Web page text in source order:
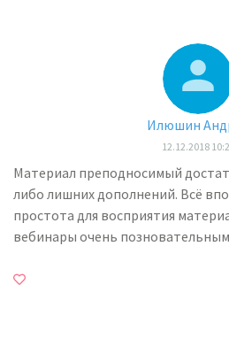
Илюшин
12.12.2018
Материал преподносимый
либо лишних дополнений. Всё
простота для восприятия
вебинары очень